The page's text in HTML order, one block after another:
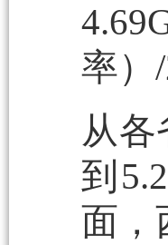
率）
从
到
面，